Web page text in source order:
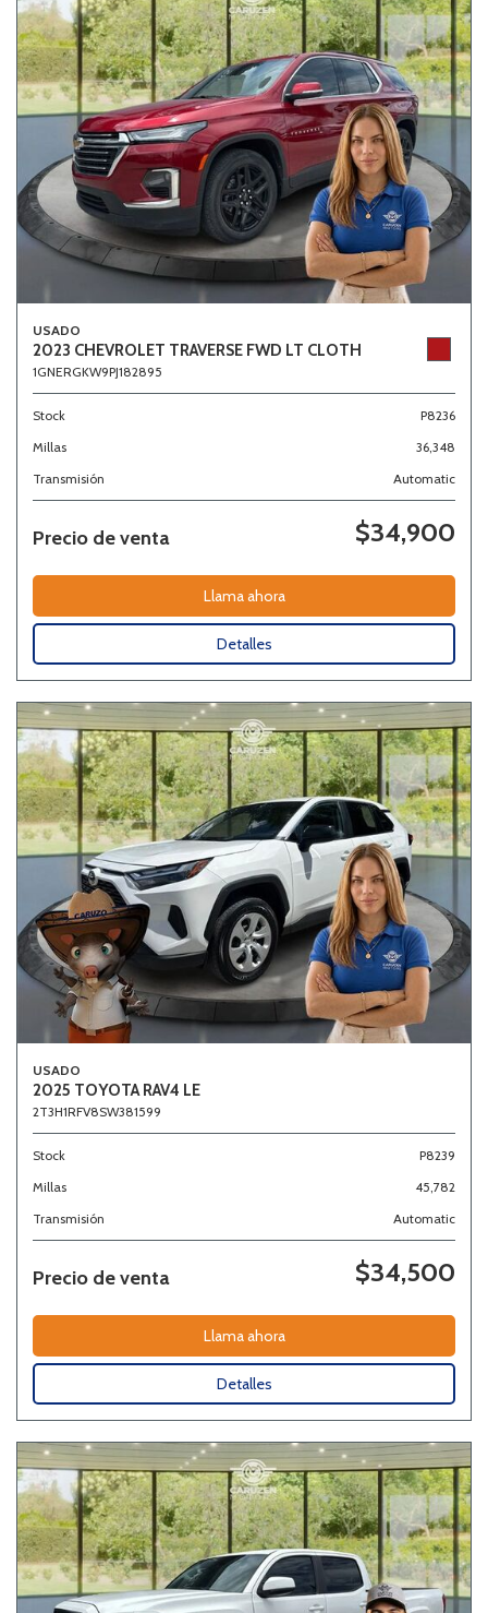
USADO
2023 CHEVROLET TRAVERSE FWD LT CLOTH
1GNERGKW9PJ182895
Stock
P8236
Millas
36,348
Transmisión
Automatic
Precio de venta $34,900
Llama ahora
Detalles
USADO
2025 TOYOTA RAV4 LE
2T3H1RFV8SW381599
Stock
P8239
Millas
45,782
Transmisión
Automatic
Precio de venta $34,500
Llama ahora
Detalles